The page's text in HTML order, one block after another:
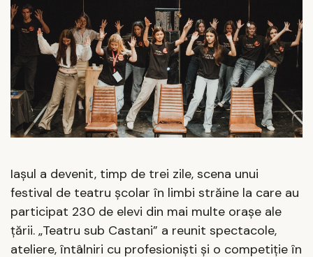
Iașul a devenit, timp de trei zile, scena unui
festival de teatru școlar în limbi străine la care au
participat 230 de elevi din mai multe orașe ale
țării. „Teatru sub Castani” a reunit spectacole,
ateliere, întâlniri cu profesioniști și o competiție în